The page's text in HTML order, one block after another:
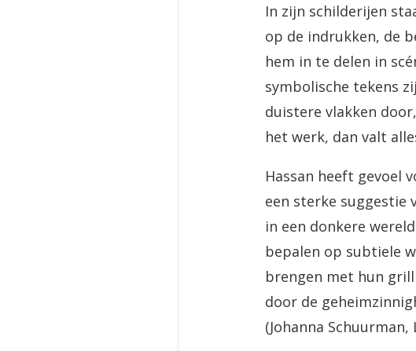
In zijn schilderijen
op de indrukken, de
hem in te delen in
symbolische tekens
duistere vlakken
het werk, dan valt
Hassan heeft gevoel
een sterke suggestie
in een donkere
bepalen op subtiele
brengen met hun
door de
(Johanna